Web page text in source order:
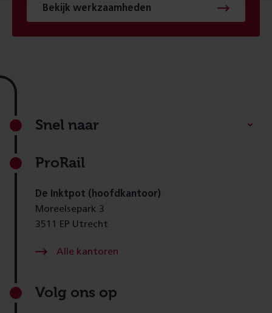
Bekijk werkzaamheden
Footer
Snel naar
ProRail
De Inktpot (hoofdkantoor)
Moreelsepark 3
3511 EP Utrecht
Alle kantoren
Volg ons op